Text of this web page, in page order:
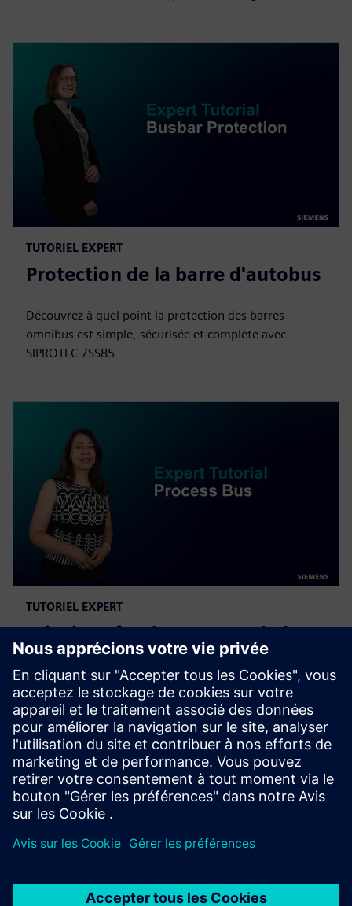
TUTORIEL EXPERT
Protection de la barre d'autobus
Découvrez à quel point la protection des barres
omnibus est simple, sécurisée et complète avec
SIPROTEC 7SS85
TUTORIEL EXPERT
Principes fondamentaux du bus
de processus SIPROTEC
En savoir plus sur l'architecture réseau, les principales
caractéristiques du client de bus de processus et de
l'unité de fusion, et comment sélectionner les
périphériques dans le configurateur SIPROTEC 5.